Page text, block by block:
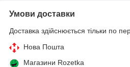
Умови доставки
Доставка здійснюється тільки по
Нова Пошта
Магазини Rozetka